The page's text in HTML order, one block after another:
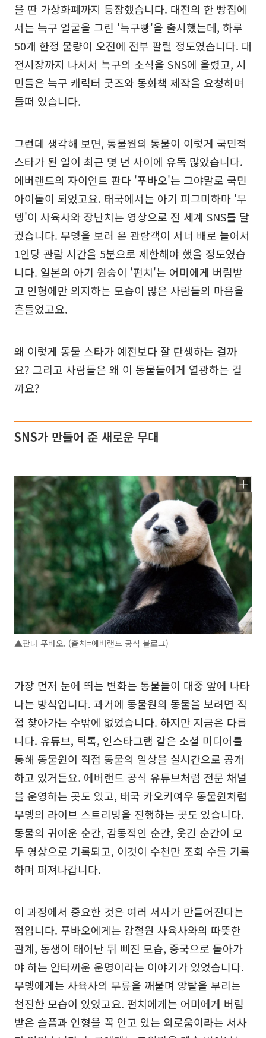
을 딴 가상화폐까지 등장했습니다. 대전의 한 빵집에
서는 늑구 얼굴을 그린 '늑구빵'을 출시했는데, 하루
50개 한정 물량이 오전에 전부 팔릴 정도였습니다. 대
전시장까지 나서서 늑구의 소식을 SNS에 올렸고, 시
민들은 늑구 캐릭터 굿즈와 동화책 제작을 요청하며
들떠 있습니다.
그런데 생각해 보면, 동물원의 동물이 이렇게 국민적
스타가 된 일이 최근 몇 년 사이에 유독 많았습니다.
에버랜드의 자이언트 판다 '푸바오'는 그야말로 국민
아이돌이 되었고요. 태국에서는 아기 피그미하마 '무
뎅'이 사육사와 장난치는 영상으로 전 세계 SNS를 달
궜습니다. 무뎅을 보러 온 관람객이 서너 배로 늘어서
1인당 관람 시간을 5분으로 제한해야 했을 정도였습
니다. 일본의 아기 원숭이 '펀치'는 어미에게 버림받
고 인형에만 의지하는 모습이 많은 사람들의 마음을
흔들었고요.
왜 이렇게 동물 스타가 예전보다 잘 탄생하는 걸까
요? 그리고 사람들은 왜 이 동물들에게 열광하는 걸
까요?
SNS가 만들어 준 새로운 무대
▲판다 푸바오. (출처=에버랜드 공식 블로그)
가장 먼저 눈에 띄는 변화는 동물들이 대중 앞에 나타
나는 방식입니다. 과거에 동물원의 동물을 보려면 직
접 찾아가는 수밖에 없었습니다. 하지만 지금은 다릅
니다. 유튜브, 틱톡, 인스타그램 같은 소셜 미디어를
통해 동물원이 직접 동물의 일상을 실시간으로 공개
하고 있거든요. 에버랜드 공식 유튜브처럼 전문 채널
을 운영하는 곳도 있고, 태국 카오키여우 동물원처럼
무뎅의 라이브 스트리밍을 진행하는 곳도 있습니다.
동물의 귀여운 순간, 감동적인 순간, 웃긴 순간이 모
두 영상으로 기록되고, 이것이 수천만 조회 수를 기록
하며 퍼져나갑니다.
이 과정에서 중요한 것은 여러 서사가 만들어진다는
점입니다. 푸바오에게는 강철원 사육사와의 따뜻한
관계, 동생이 태어난 뒤 삐진 모습, 중국으로 돌아가
야 하는 안타까운 운명이라는 이야기가 있었습니다.
무뎅에게는 사육사의 무릎을 깨물며 앙탈을 부리는
천진한 모습이 있었고요. 펀치에게는 어미에게 버림
받은 슬픔과 인형을 꼭 안고 있는 외로움이라는 서사